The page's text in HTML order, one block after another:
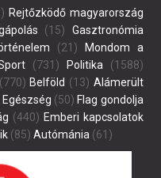
Rejtőzködő magyarország
(15)
Gasztronómia
(21)
Mondom a
(731) Politika (1588)
(770) Belföld (13) Alámerült
Egészség (50) Flag gondolja
(440) Emberi kapcsolatok
(85) Autómánia (61)